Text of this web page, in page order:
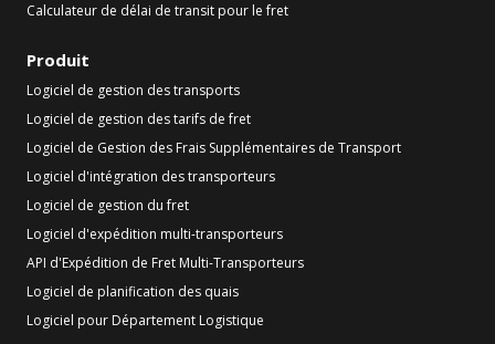
Calculateur de délai de transit pour le fret
Produit
Logiciel de gestion des transports
Logiciel de gestion des tarifs de fret
Logiciel de Gestion des Frais Supplémentaires de Transport
Logiciel d'intégration des transporteurs
Logiciel de gestion du fret
Logiciel d'expédition multi-transporteurs
API d'Expédition de Fret Multi-Transporteurs
Logiciel de planification des quais
Logiciel pour Département Logistique